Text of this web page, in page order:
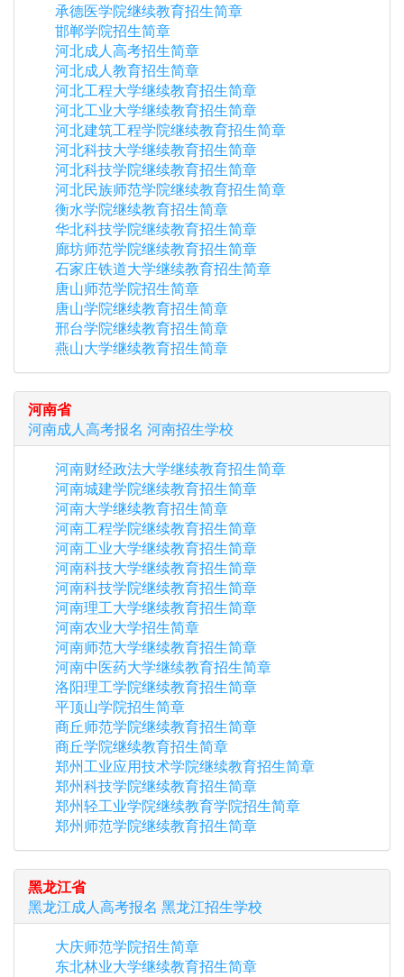
承德医学院继续教育招生简章
邯郸学院招生简章
河北成人高考招生简章
河北成人教育招生简章
河北工程大学继续教育招生简章
河北工业大学继续教育招生简章
河北建筑工程学院继续教育招生简章
河北科技大学继续教育招生简章
河北科技学院继续教育招生简章
河北民族师范学院继续教育招生简章
衡水学院继续教育招生简章
华北科技学院继续教育招生简章
廊坊师范学院继续教育招生简章
石家庄铁道大学继续教育招生简章
唐山师范学院招生简章
唐山学院继续教育招生简章
邢台学院继续教育招生简章
燕山大学继续教育招生简章
河南省
河南成人高考报名 河南招生学校
河南财经政法大学继续教育招生简章
河南城建学院继续教育招生简章
河南大学继续教育招生简章
河南工程学院继续教育招生简章
河南工业大学继续教育招生简章
河南科技大学继续教育招生简章
河南科技学院继续教育招生简章
河南理工大学继续教育招生简章
河南农业大学招生简章
河南师范大学继续教育招生简章
河南中医药大学继续教育招生简章
洛阳理工学院继续教育招生简章
平顶山学院招生简章
商丘师范学院继续教育招生简章
商丘学院继续教育招生简章
郑州工业应用技术学院继续教育招生简章
郑州科技学院继续教育招生简章
郑州轻工业学院继续教育学院招生简章
郑州师范学院继续教育招生简章
黑龙江省
黑龙江成人高考报名 黑龙江招生学校
大庆师范学院招生简章
东北林业大学继续教育招生简章